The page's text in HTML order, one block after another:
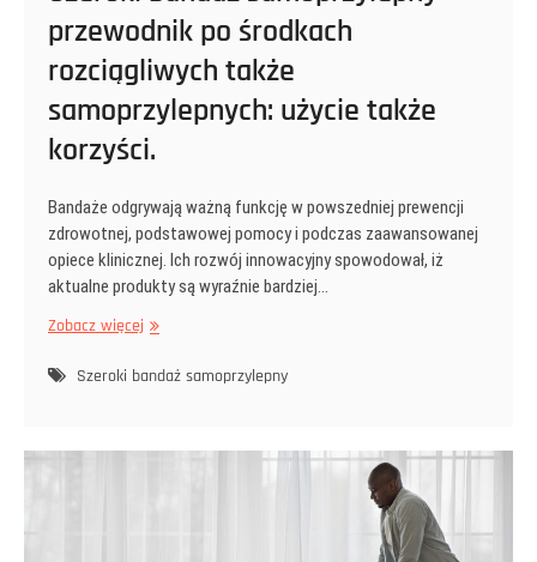
przewodnik po środkach
rozciągliwych także
samoprzylepnych: użycie także
korzyści.
Bandaże odgrywają ważną funkcję w powszedniej prewencji
zdrowotnej, podstawowej pomocy i podczas zaawansowanej
opiece klinicznej. Ich rozwój innowacyjny spowodował, iż
aktualne produkty są wyraźnie bardziej…
Zobacz więcej Szeroki
samoprzylepny
po
Szeroki bandaż samoprzylepny